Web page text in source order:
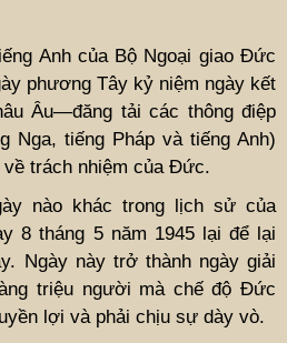
Anh của Bộ Ngoại giao Đức
phương Tây kỷ niệm ngày kết
Âu—đăng tải các thông điệp
Nga, tiếng Pháp và tiếng Anh)
về trách nhiệm của Đức.
nào khác trong lịch sử của
8 tháng 5 năm 1945 lại để lại
Ngày này trở thành ngày giải
triệu người mà chế độ Đức
lợi và phải chịu sự dày vò.